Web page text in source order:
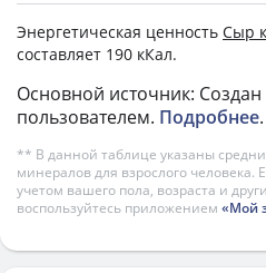
Энергетическая ценность Сыр
составляет 190 кКал.
Основной источник:
пользователем. Подробнее.
** В данной таблице указаны
минералов для взрослого человека.
учетом вашего пола, возраста и
воспользуйтесь приложением «Мой